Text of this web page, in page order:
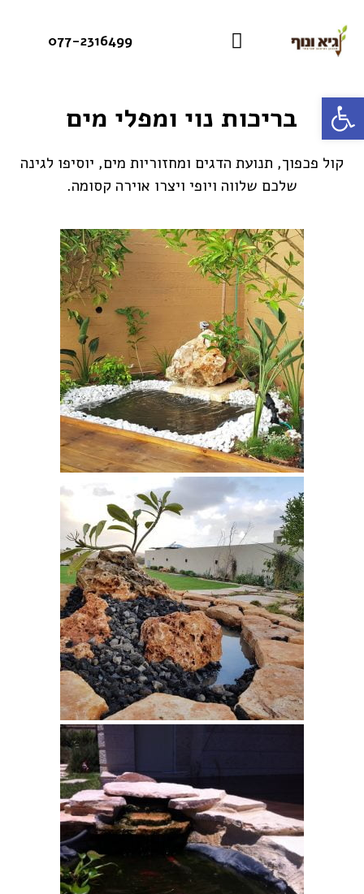
פתח סרגל נגישות
077-2316499
בריכות נוי ומפלי מים
קול פכפוך, תנועת הדגים ומחזוריות מים, יוסיפו לגינה
שלכם שלווה ויופי ויצרו אוירה קסומה.